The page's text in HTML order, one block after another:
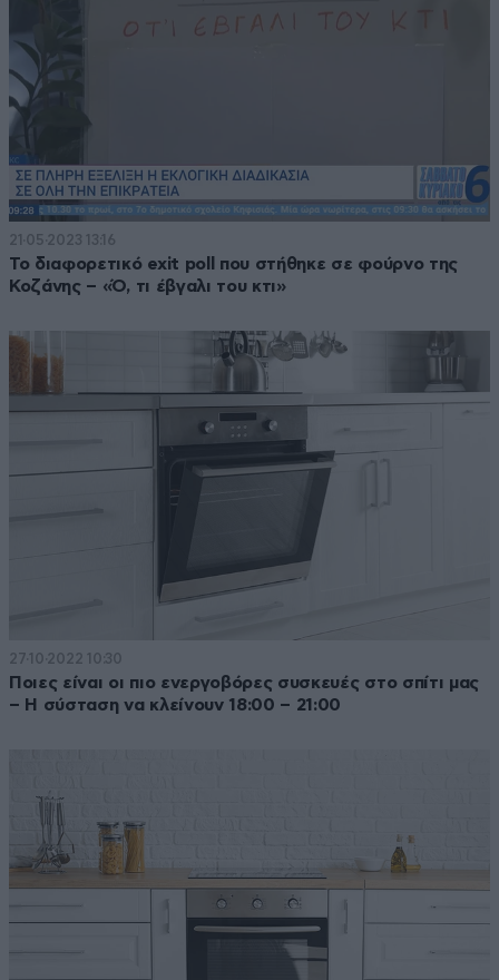
21·05·2023 13:16
Το διαφορετικό exit poll που στήθηκε σε φούρνο της
Κοζάνης – «Ό, τι έβγαλι του κτι»
27·10·2022 10:30
Ποιες είναι οι πιο ενεργοβόρες συσκευές στο σπίτι μας
– Η σύσταση να κλείνουν 18:00 – 21:00